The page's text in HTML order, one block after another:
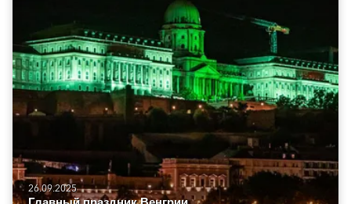
26.09.2025